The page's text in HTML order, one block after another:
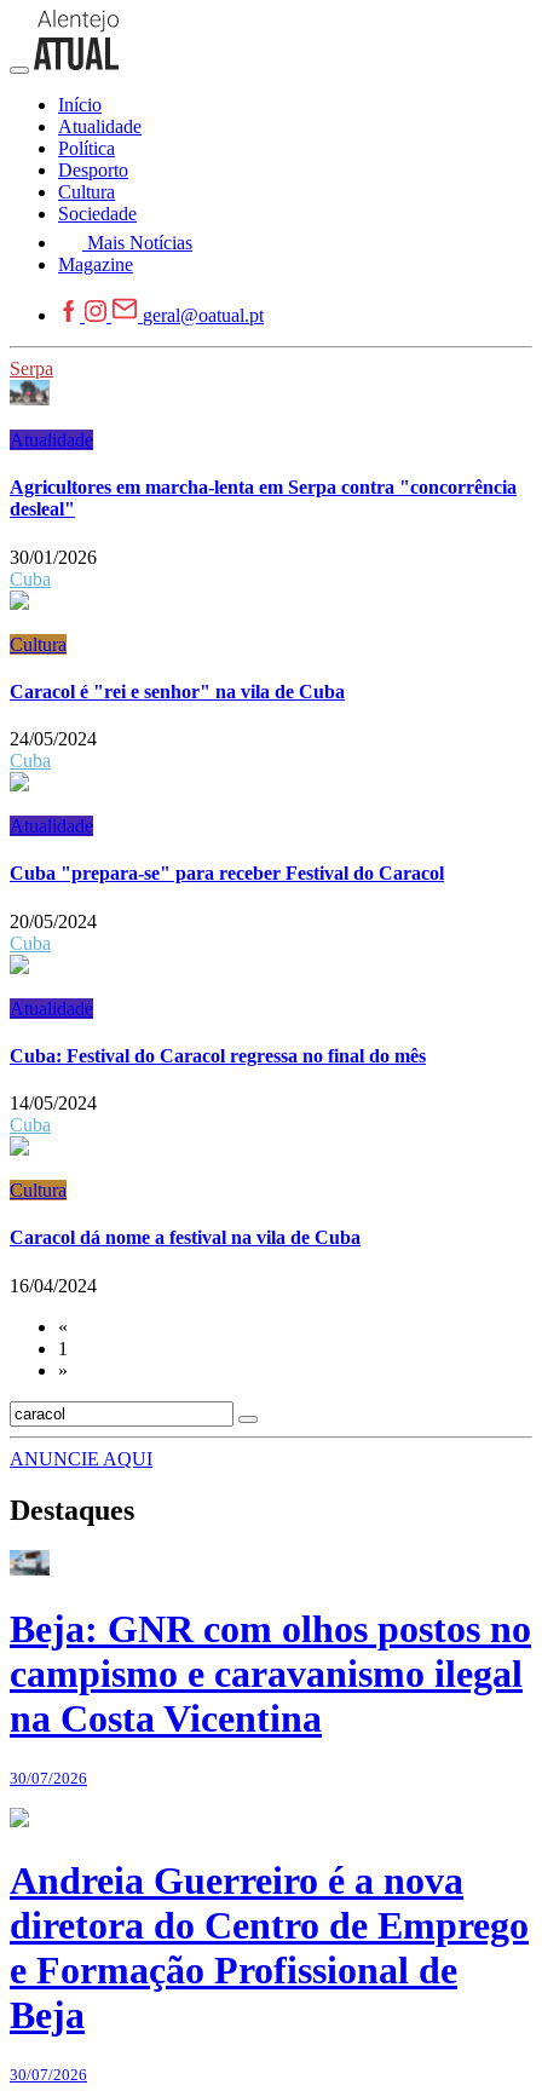
Início
Atualidade
Política
Desporto
Cultura
Sociedade
Mais Notícias
Magazine
geral@oatual.pt
Serpa
Atualidade
Agricultores em marcha-lenta em Serpa contra "concorrência
desleal"
30/01/2026
Cuba
Cultura
Caracol é "rei e senhor" na vila de Cuba
24/05/2024
Cuba
Atualidade
Cuba "prepara-se" para receber Festival do Caracol
20/05/2024
Cuba
Atualidade
Cuba: Festival do Caracol regressa no final do mês
14/05/2024
Cuba
Cultura
Caracol dá nome a festival na vila de Cuba
16/04/2024
«
1
»
ANUNCIE AQUI
Destaques
Beja: GNR com olhos postos no
campismo e caravanismo ilegal
na Costa Vicentina
30/07/2026
Andreia Guerreiro é a nova
diretora do Centro de Emprego
e Formação Profissional de
Beja
30/07/2026